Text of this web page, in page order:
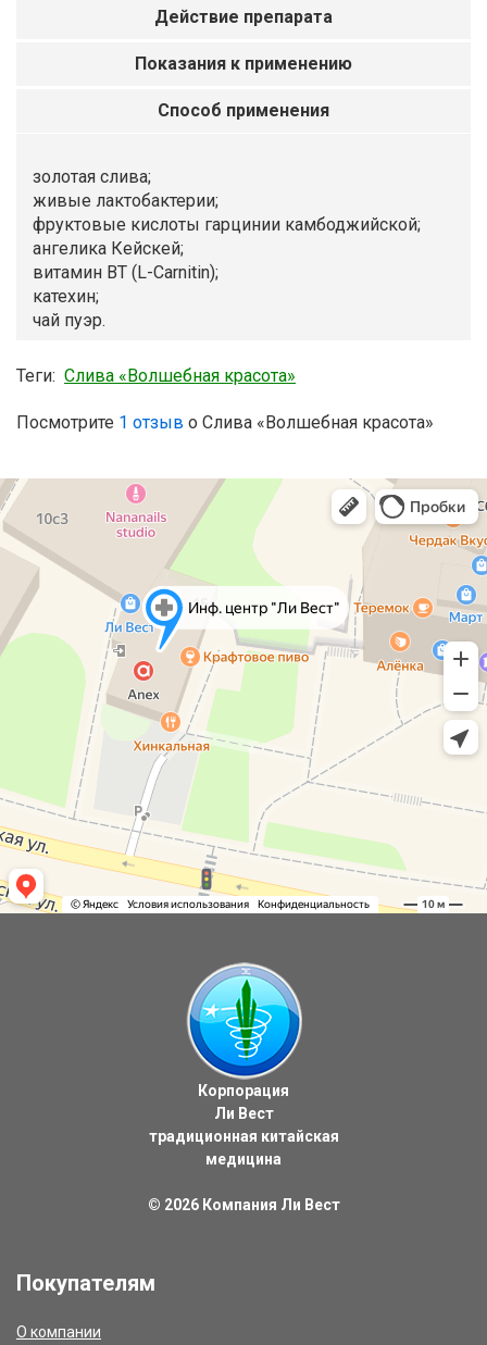
Действие препарата
Показания к применению
Способ применения
золотая слива;
живые лактобактерии;
фруктовые кислоты гарцинии камбоджийской;
ангелика Кейскей;
витамин ВТ (L-Саrnitin);
катехин;
чай пуэр.
Теги: Слива «Волшебная красота»
Посмотрите 1 отзыв о Слива «Волшебная красота»
Корпорация
Ли Вест
традиционная китайская
медицина
© 2026 Компания Ли Вест
Покупателям
О компании